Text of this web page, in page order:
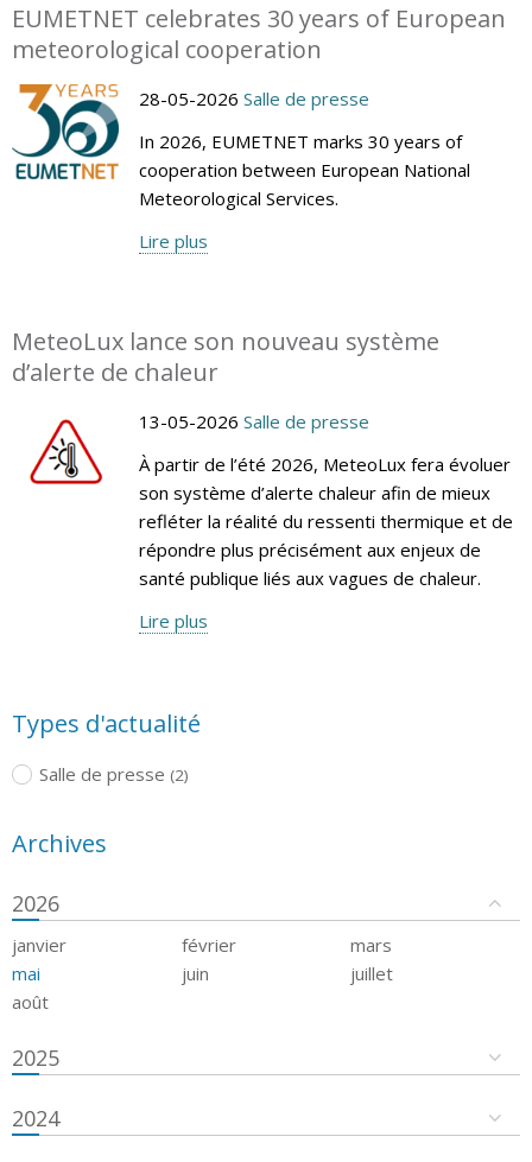
EUMETNET celebrates 30 years of European
meteorological cooperation
28-05-2026 Salle de presse
In 2026, EUMETNET marks 30 years of
cooperation between European National
Meteorological Services.
Lire plus
MeteoLux lance son nouveau système
d’alerte de chaleur
13-05-2026 Salle de presse
À partir de l’été 2026, MeteoLux fera évoluer
son système d’alerte chaleur afin de mieux
refléter la réalité du ressenti thermique et de
répondre plus précisément aux enjeux de
santé publique liés aux vagues de chaleur.
Lire plus
Types d'actualité
Salle de presse (2)
Archives
2026
janvier février
mars
mai
juin
juillet
août
2025
2024